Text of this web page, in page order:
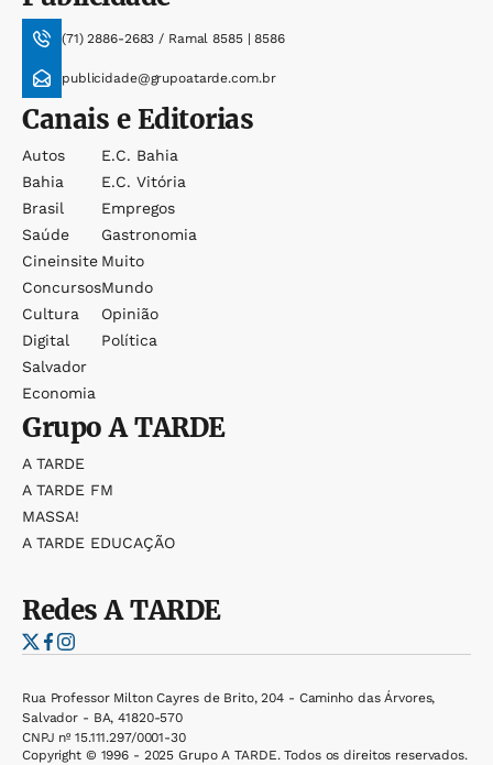
(71) 2886-2683 / Ramal 8585 | 8586
publicidade@grupoatarde.com.br
Canais e Editorias
Autos
Bahia
Brasil
Saúde
Cineinsite
Concursos
Cultura
Digital
Salvador
Economia
E.c. Bahia
E.c. Vitória
Empregos
Gastronomia
Muito
Mundo
Opinião
Política
GrupoA TARDE
A TARDE
A TARDE FM
MASSA!
A TARDE EDUCAÇÃO
RedesA TARDE
Rua Professor Milton Cayres de Brito, 204 - Caminho das Árvores,
Salvador - BA, 41820-570
CNPJ nº 15.111.297/0001-30
Copyright © 1996 - 2025 Grupo A TARDE. Todos os direitos reservados.